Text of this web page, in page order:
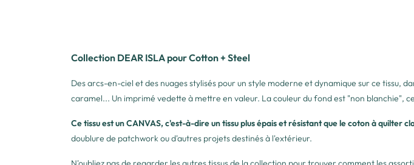
Collection DEAR ISLA pour Cotton + Steel
Des arcs-en-ciel et des nuages stylisés pour un style moderne et dynamique sur ce tissu,
caramel... Un imprimé vedette à mettre en valeur. La couleur du fond est "non blanchie",
Ce tissu est un CANVAS, c'est-à-dire un tissu plus épais et résistant que le coton à quilter
doublure de patchwork ou d'autres projets destinés à l'extérieur.